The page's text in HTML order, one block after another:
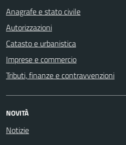
Anagrafe e stato civile
Autorizzazioni
Catasto e urbanistica
Imprese e commercio
Tributi, finanze e contravvenzioni
NOVITÀ
Notizie